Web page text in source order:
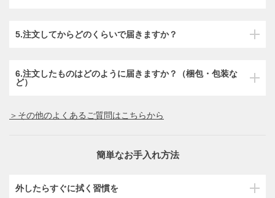
5.注文してからどのくらいで届きますか？
6.注文したものはどのように届きますか？（梱包・包装な
ど）
＞その他のよくあるご質問はこちらから
簡単なお手入れ方法
外したらすぐに拭く習慣を